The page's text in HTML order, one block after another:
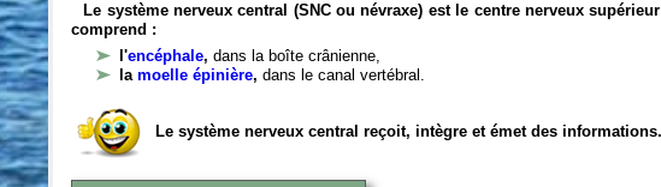
Le système nerveux central (SNC ou névraxe) est le centre nerveux
comprend :
l'encéphale,dans la boîte crânienne,
lamoelle épinière,dans le canal vertébral.
Le système nerveux central reçoit, intègre et émet des informations.